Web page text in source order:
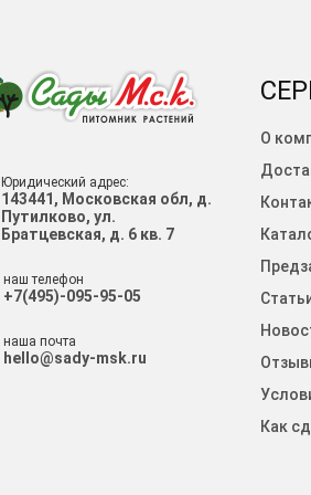
Юридический адрес:
143441, Московская обл, д.
Путилково, ул.
Братцевская, д. 6 кв. 7
наш телефон
+7(495)-095-95-05
наша почта
hello@sady-msk.ru
О
Как